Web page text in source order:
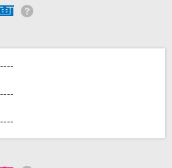
・ランキングなど
----
----
----